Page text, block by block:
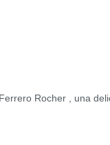
Rocher , una